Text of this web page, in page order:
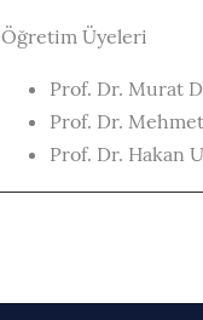
Öğretim Üyeleri
Prof. Dr. Murat
Prof. Dr.
Prof. Dr. Hakan